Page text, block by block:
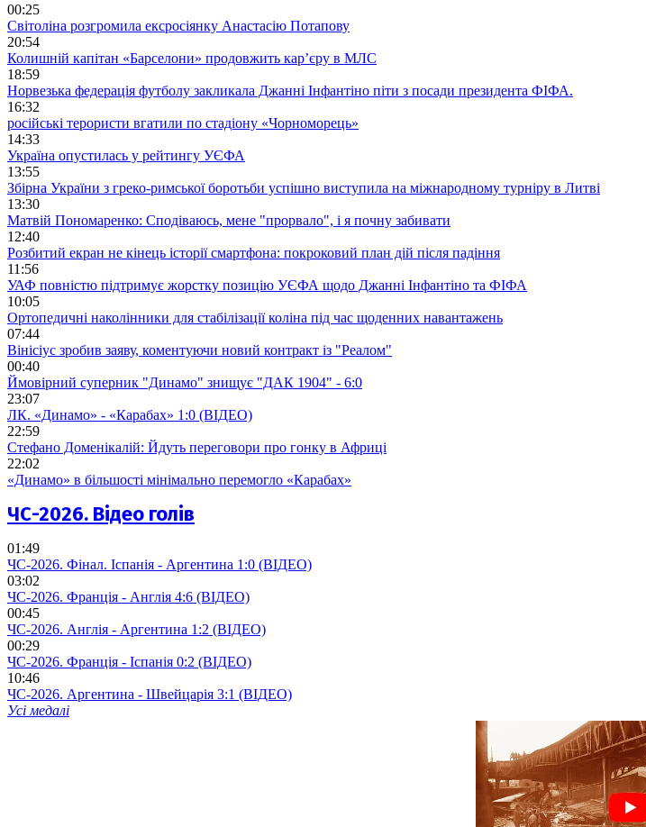
00:25
Світоліна розгромила ексросіянку Анастасію Потапову
20:54
Колишній капітан «Барселони» продовжить кар’єру в МЛС
18:59
Норвезька федерація футболу закликала Джанні Інфантіно піти з посади президента ФІФА.
16:32
російські терористи вгатили по стадіону «Чорноморець»
14:33
Україна опустилась у рейтингу УЄФА
13:55
Збірна України з греко-римської боротьби успішно виступила на міжнародному турніру в Литві
13:30
Матвій Пономаренко: Сподіваюсь, мене "прорвало", і я почну забивати
12:40
Розбитий екран не кінець історії смартфона: покроковий план дій після падіння
11:56
УАФ повністю підтримує жорстку позицію УЄФА щодо Джанні Інфантіно та ФІФА
10:05
Ортопедичні наколінники для стабілізації коліна під час щоденних навантажень
07:44
Вінісіус зробив заяву, коментуючи новий контракт із "Реалом"
00:40
Ймовірний суперник "Динамо" знищує "ДАК 1904" - 6:0
23:07
ЛК. «Динамо» - «Карабах» 1:0 (ВІДЕО)
22:59
Стефано Доменікалій: Йдуть переговори про гонку в Африці
22:02
«Динамо» в більшості мінімально перемогло «Карабах»
ЧС-2026. Відео голів
01:49
ЧС-2026. Фінал. Іспанія - Аргентина 1:0 (ВІДЕО)
03:02
ЧС-2026. Франція - Англія 4:6 (ВІДЕО)
00:45
ЧС-2026. Англія - Аргентина 1:2 (ВІДЕО)
00:29
ЧС-2026. Франція - Іспанія 0:2 (ВІДЕО)
10:46
ЧС-2026. Аргентина - Швейцарія 3:1 (ВІДЕО)
Усі медалі